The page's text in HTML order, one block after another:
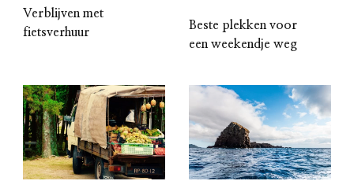
Verblijven met
fietsverhuur
Beste plekken voor
een weekendje weg